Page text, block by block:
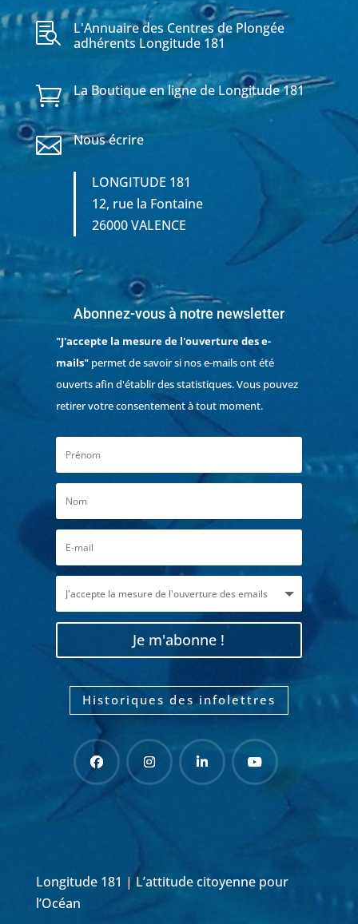

L'Annuaire des Centres de Plongée
adhérents Longitude 181
 La Boutique en ligne de Longitude 181
 Nous écrire
LONGITUDE 181
12, rue la Fontaine
26000 VALENCE
Abonnez-vous à notre newsletter
"J'accepte la mesure de l'ouverture des e-
mails"permet de savoir si nos e-mails ont été
ouverts afin d'établir des statistiques. Vous pouvez
retirer votre consentement à tout moment.
Je m'abonne !
Historiques des infolettres
Longitude 181 | L’attitude citoyenne pour
l’Océan